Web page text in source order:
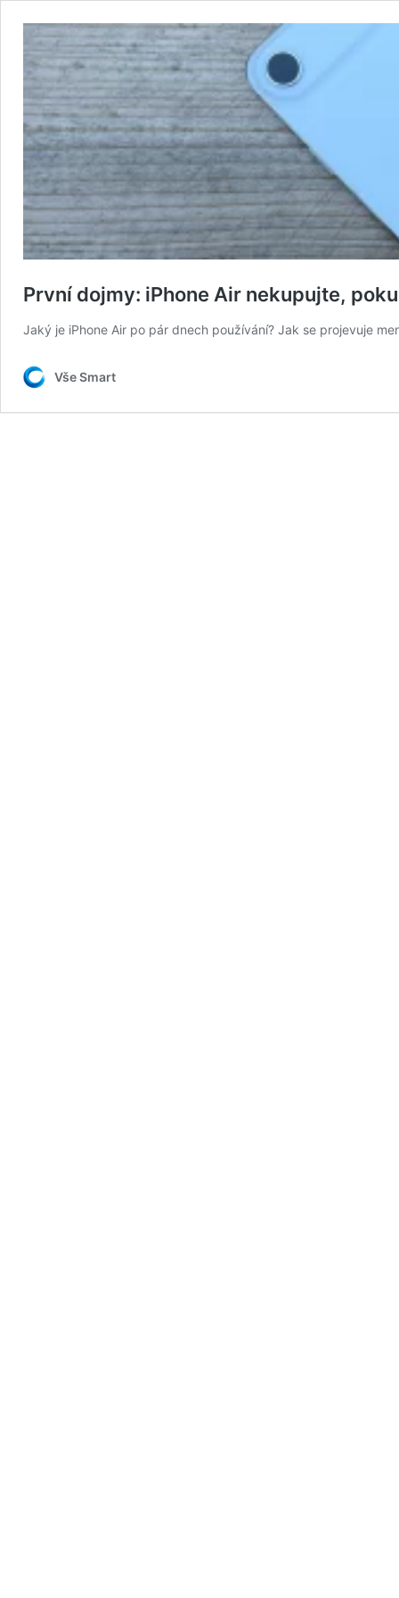
První dojmy: iPhone Air nekupujte,
Jaký je iPhone Air po pár dnech používání? Jak se projevuje
Vše Smart